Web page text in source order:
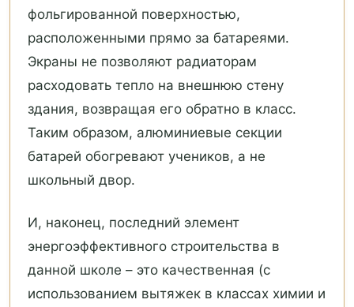
фольгированной поверхностью,
расположенными прямо за батареями.
Экраны не позволяют радиаторам
расходовать тепло на внешнюю стену
здания, возвращая его обратно в класс.
Таким образом, алюминиевые секции
батарей обогревают учеников, а не
школьный двор.
И, наконец, последний элемент
энергоэффективного строительства в
данной школе – это качественная (с
использованием вытяжек в классах химии и